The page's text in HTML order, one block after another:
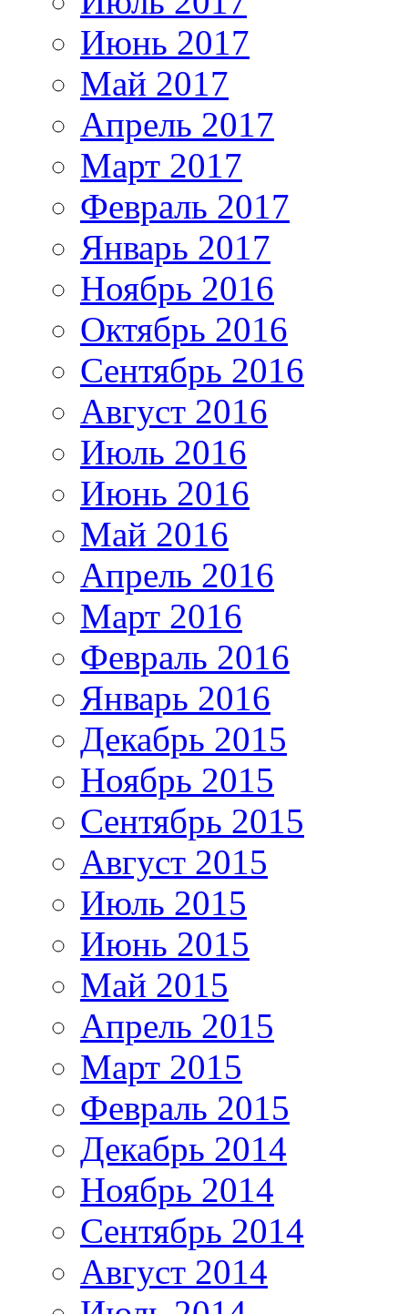
Июнь 2017
Май 2017
Апрель 2017
Март 2017
Февраль 2017
Январь 2017
Ноябрь 2016
Октябрь 2016
Сентябрь 2016
Август 2016
Июль 2016
Июнь 2016
Май 2016
Апрель 2016
Март 2016
Февраль 2016
Январь 2016
Декабрь 2015
Ноябрь 2015
Сентябрь 2015
Август 2015
Июль 2015
Июнь 2015
Май 2015
Апрель 2015
Март 2015
Февраль 2015
Декабрь 2014
Ноябрь 2014
Сентябрь 2014
Август 2014